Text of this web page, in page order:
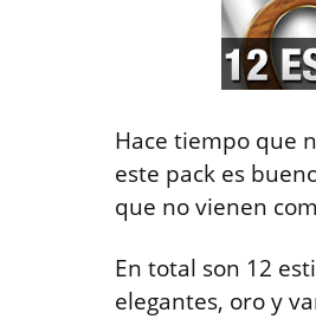
Hace tiempo que
este pack es
que no vienen
En total son 12
elegantes, oro y